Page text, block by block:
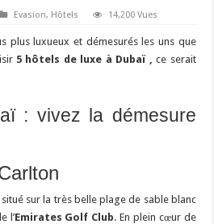
Evasion, Hôtels 14,200 Vues
plus luxueux et démesurés les uns que
5 hôtels de luxe à Dubaï ,
ce serait
: vivez la démesure
situé sur la très belle plage de sable blanc
l’Emirates Golf Club. En plein cœur de